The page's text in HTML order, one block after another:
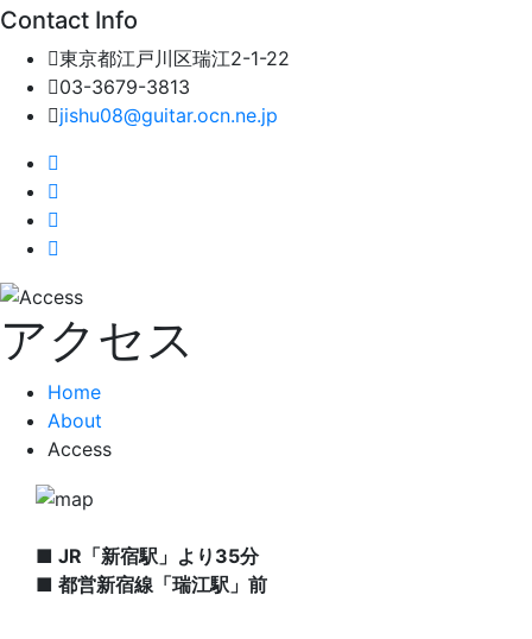
Contact Info
東京都江戸川区瑞江2-1-22
03-3679-3813
jishu08@guitar.ocn.ne.jp
アクセス
Home
About
Access
■ JR「新宿駅」より35分
■ 都営新宿線「瑞江駅」前